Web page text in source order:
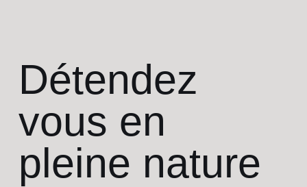
Détendez
vous en
pleine nature